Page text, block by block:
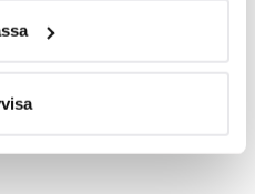
uppgifter
ditt samtycke när som
och annonserna
av våra kunder